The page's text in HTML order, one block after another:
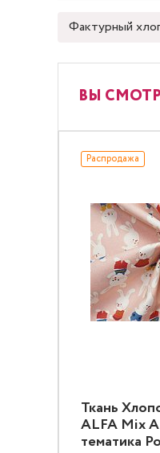
Фактурный
ВЫ
Распродажа
Ткань
ALFA Mix
тематика